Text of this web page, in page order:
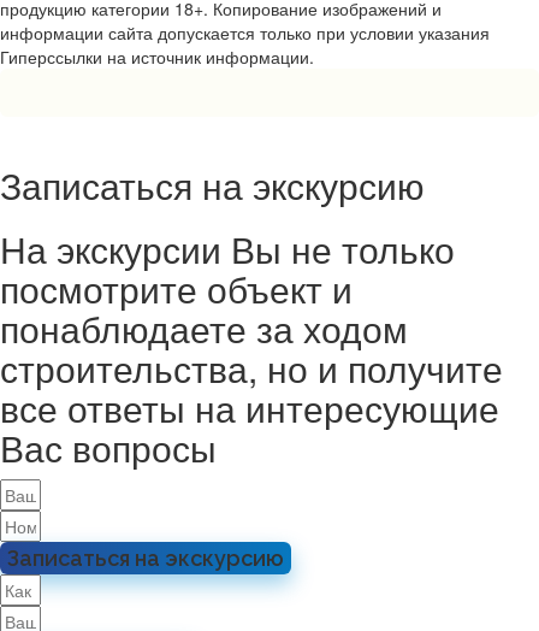
продукцию категории 18+. Копирование изображений и
информации сайта допускается только при условии указания
Гиперссылки на источник информации.
Записаться на экскурсию
На экскурсии Вы не только
посмотрите объект и
понаблюдаете за ходом
строительства, но и получите
все ответы на интересующие
Вас вопросы
Записаться на экскурсию